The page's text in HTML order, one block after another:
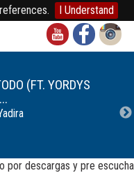
I Understand
(FT. YORDYS
por descargas y pre escucha